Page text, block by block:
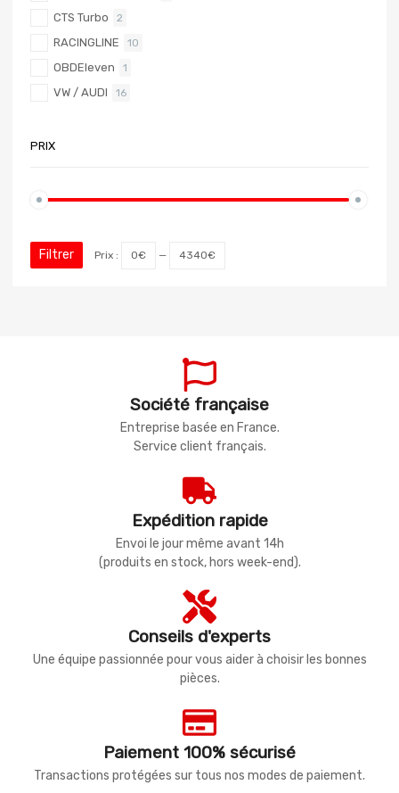
CTS Turbo 2
RACINGLINE 10
OBDEleven 1
VW / AUDI 16
PRIX
Filtrer Prix : 0€ — 4340€
Société française
Entreprise basée en France.
Service client français.
Expédition rapide
Envoi le jour même avant 14h
(produits en stock, hors week-end).
Conseils d'experts
Une équipe passionnée pour vous aider à choisir les bonnes
pièces.
Paiement 100% sécurisé
Transactions protégées sur tous nos modes de paiement.